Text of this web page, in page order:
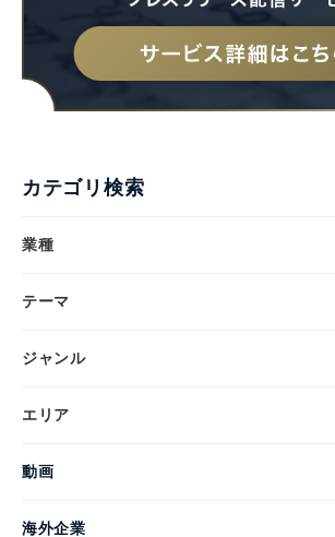
カテゴリ検索
業種
テーマ
ジャンル
エリア
動画
海外企業